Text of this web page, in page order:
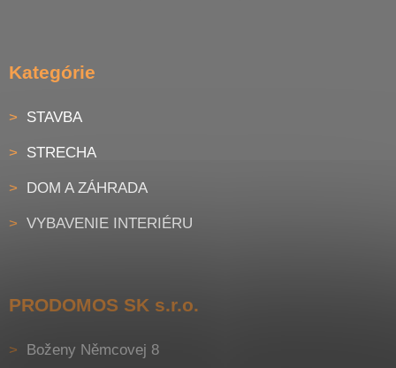
Kategórie
STAVBA
STRECHA
DOM A ZÁHRADA
VYBAVENIE INTERIÉRU
PRODOMOS SK s.r.o.
Boženy Němcovej 8